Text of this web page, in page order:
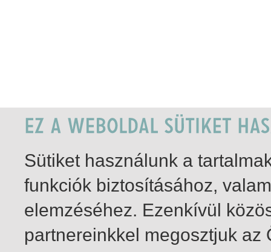
Sütiket használunk a
funkciók biztosításához,
elemzéséhez. Ezenkívül
partnereinkkel megosztjuk